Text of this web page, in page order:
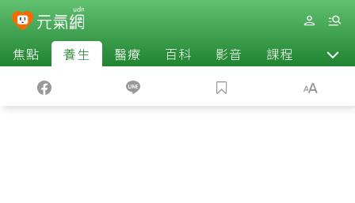
焦點 養生 醫療 百科 影音 課程 退休